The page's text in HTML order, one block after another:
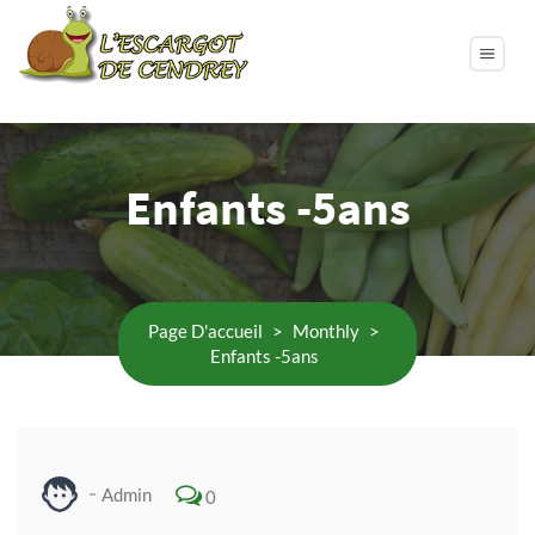
Enfants -5ans
Page D'accueil > Monthly >
Enfants -5ans
Admin 0